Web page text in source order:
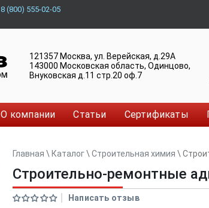
8 (800) 555-02-05
121357 Москва, ул. Верейская, д.29А
143000 Московская область, Одинцово,
Внуковская д.11 стр.20 оф.7
О компании Статьи Сертификаты
Главная \ Каталог\ Строительная химия \
Строительно-ремонтные
Написать отзыв